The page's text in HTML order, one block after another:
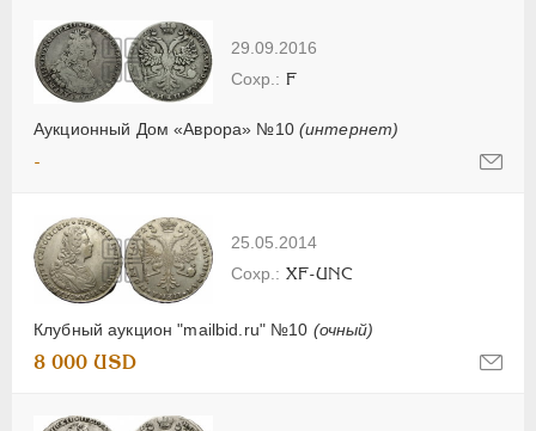
29.09.2016
Аукционный Дом «Аврора» №10 (интернет)
F
-
25.05.2014
Клубный аукцион "mailbid.ru" №10 (очный)
XF-UNC
8 000 USD